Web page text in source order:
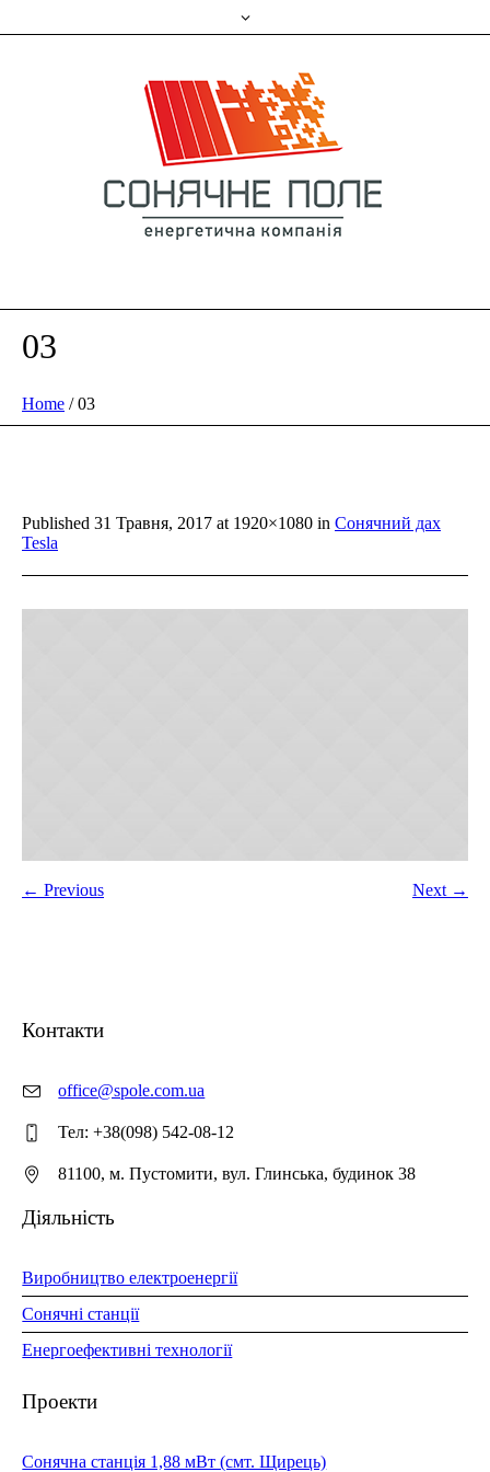
03
Home /03
Published 31 Травня, 2017 at 1920×1080 in Сонячний дах
Tesla
← Previous Next →
Контакти
office@spole.com.ua
Тел: +38(098) 542-08-12
81100, м. Пустомити, вул. Глинська, будинок 38
Діяльність
Виробництво електроенергії
Сонячні станції
Енергоефективні технології
Проекти
Сонячна станція 1,88 мВт (смт. Щирець)